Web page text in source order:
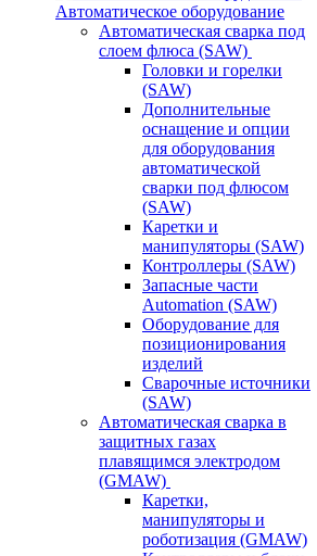
Автоматическое оборудование
Автоматическая сварка под
слоем флюса (SAW)
Головки и горелки
(SAW)
Дополнительные
оснащение и опции
для оборудования
автоматической
сварки под флюсом
(SAW)
Каретки и
манипуляторы (SAW)
Контроллеры (SAW)
Запасные части
Automation (SAW)
Оборудование для
позиционирования
изделий
Сварочные источники
(SAW)
Автоматическая сварка в
защитных газах
плавящимся электродом
(GMAW)
Каретки,
манипуляторы и
роботизация (GMAW)